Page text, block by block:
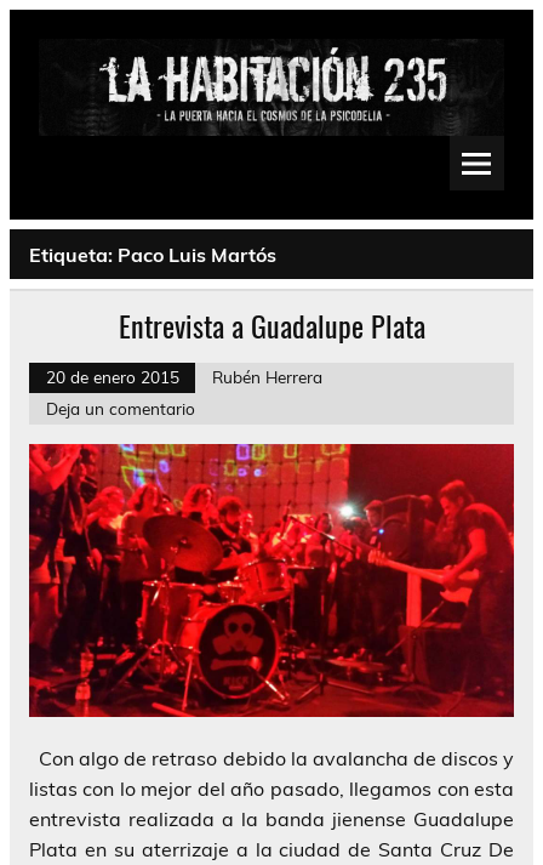
Saltar
Psychedelic, Stoner, Doom, Sludge, Fuzz, Space, Drone
Etiqueta: Paco Luis Martós
Entrevista a Guadalupe Plata
20 de enero 2015
Rubén Herrera
Deja un comentario
Con algo de retraso debido la avalancha de discos y
listas con lo mejor del año pasado, llegamos con esta
entrevista realizada a la banda jienense Guadalupe
Plata en su aterrizaje a la ciudad de Santa Cruz De